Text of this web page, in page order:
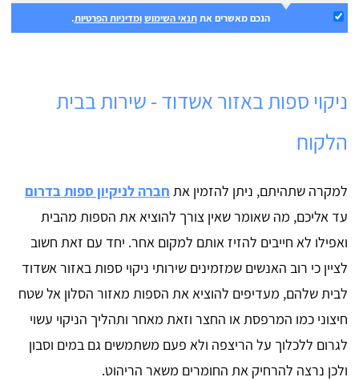
הנכם מאשרים אתתנאי השימוש ומדיניות הפרטיות.
ניקוי ספות באזור אשדוד - שירות בבית
הלקוח
למקרה שתהיתם, ניתן להזמין את חברה לניקיון ספות בדרום
עד אליכם, מה שאומר שאין צורך להוציא את הספות מהבית
ואפילו לא חייבים להזיז אותם למקום אחר. יחד עם זאת חשוב
לציין כי רוב האנשים שמזמינים שירותי ניקוי ספות באזור אשדוד
לבית שלהם, מעדיפים להוציא את הספות מאזור הסלון אל שטח
חיצוני כמו המרפסת או החצר וזאת מאחר ותהליך הניקוי עשוי
לגרום ללכלוך על הריצפה ולא פעם משתמשים גם במים וסבון
ולכן נרצה להרחיק את החומרים משאר הריהוט.